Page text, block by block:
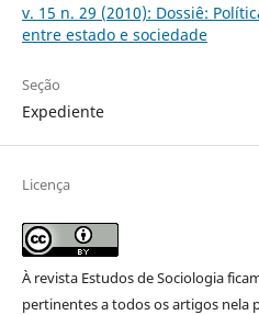
v. 15 n. 29 (2010): Dossiê:
entre estado e sociedade
Seção
Expediente
Licença
À revista Estudos de Sociologia
pertinentes a todos os artigos nela